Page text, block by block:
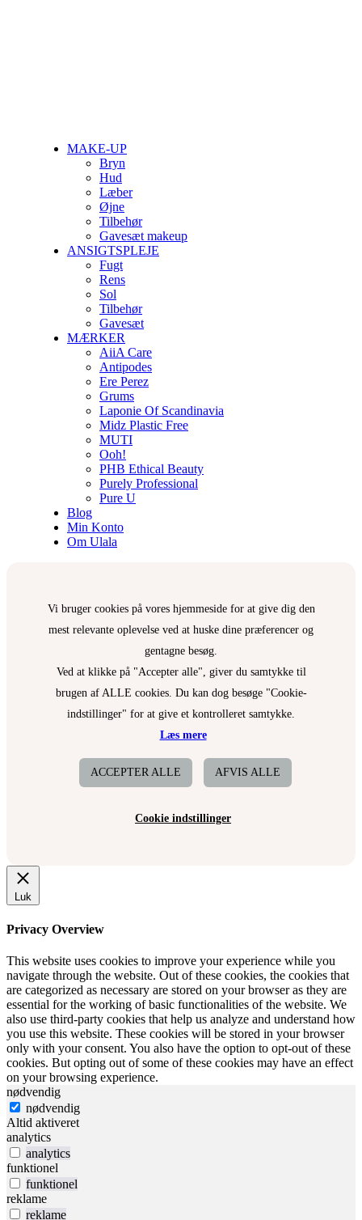
Close
MAKE-UP
Bryn
Hud
Læber
Øjne
Tilbehør
Gavesæt makeup
ANSIGTSPLEJE
Fugt
Rens
Sol
Tilbehør
Gavesæt
MÆRKER
AiiA Care
Antipodes
Ere Perez
Grums
Laponie Of Scandinavia
Midz Plastic Free
MUTI
Ooh!
PHB Ethical Beauty
Purely Professional
Pure U
Blog
Min Konto
Om Ulala
Vi bruger cookies på vores hjemmeside for at give dig den
mest relevante oplevelse ved at huske dine præferencer og
gentagne besøg.
Ved at klikke på "Accepter alle", giver du samtykke til
brugen af ALLE cookies. Du kan dog besøge "Cookie-
indstillinger" for at give et kontrolleret samtykke.
Læs mere
ACCEPTER ALLE AFVIS ALLE
Cookie indstillinger
Luk
Privacy Overview
This website uses cookies to improve your experience while you
navigate through the website. Out of these cookies, the cookies that
are categorized as necessary are stored on your browser as they are
essential for the working of basic functionalities of the website. We
also use third-party cookies that help us analyze and understand how
you use this website. These cookies will be stored in your browser
only with your consent. You also have the option to opt-out of these
cookies. But opting out of some of these cookies may have an effect
on your browsing experience.
nødvendig
nødvendig
Altid aktiveret
analytics
analytics
funktionel
funktionel
reklame
reklame